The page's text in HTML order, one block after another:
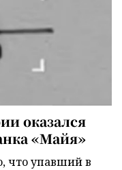
оказался
«Майя»
что упавший в